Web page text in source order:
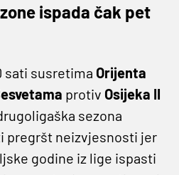
ispada čak pet
sati susretima Orijenta
protiv Osijeka II
sezona
pregršt neizvjesnosti jer
godine iz lige ispasti